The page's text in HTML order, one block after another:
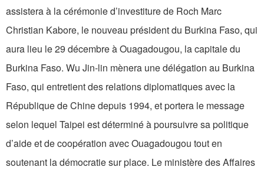
assistera à la cérémonie d’investiture de Roch Marc
Christian Kabore, le nouveau président du Burkina Faso, qui
aura lieu le 29 décembre à Ouagadougou, la capitale du
Burkina Faso. Wu Jin-lin mènera une délégation au Burkina
Faso, qui entretient des relations diplomatiques avec la
République de Chine depuis 1994, et portera le message
selon lequel Taipei est déterminé à poursuivre sa politique
d’aide et de coopération avec Ouagadougou tout en
soutenant la démocratie sur place. Le ministère des Affaires